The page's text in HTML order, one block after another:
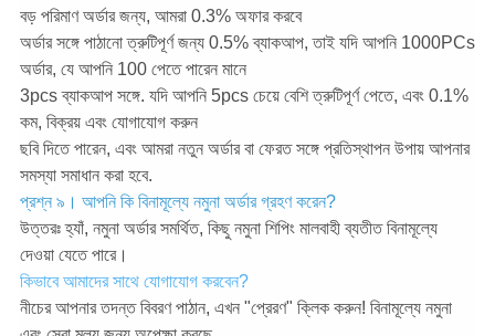
বড় পরিমাণ অর্ডার জন্য, আমরা 0.3% অফার করবে
অর্ডার সঙ্গে পাঠানো ত্রুটিপূর্ণ জন্য 0.5% ব্যাকআপ, তাই যদি আপনি 1000PCs
অর্ডার, যে আপনি 100 পেতে পারেন মানে
3pcs ব্যাকআপ সঙ্গে. যদি আপনি 5pcs চেয়ে বেশি ত্রুটিপূর্ণ পেতে, এবং 0.1%
কম, বিক্রয় এবং যোগাযোগ করুন
ছবি দিতে পারেন, এবং আমরা নতুন অর্ডার বা ফেরত সঙ্গে প্রতিস্থাপন উপায় আপনার
সমস্যা সমাধান করা হবে.
প্রশ্ন ৯। আপনি কি বিনামূল্যে নমুনা অর্ডার গ্রহণ করেন?
উত্তরঃ হ্যাঁ, নমুনা অর্ডার সমর্থিত, কিছু নমুনা শিপিং মালবাহী ব্যতীত বিনামূল্যে
দেওয়া যেতে পারে।
কিভাবে আমাদের সাথে যোগাযোগ করবেন?
নীচের আপনার তদন্ত বিবরণ পাঠান, এখন "প্রেরণ" ক্লিক করুন! বিনামূল্যে নমুনা